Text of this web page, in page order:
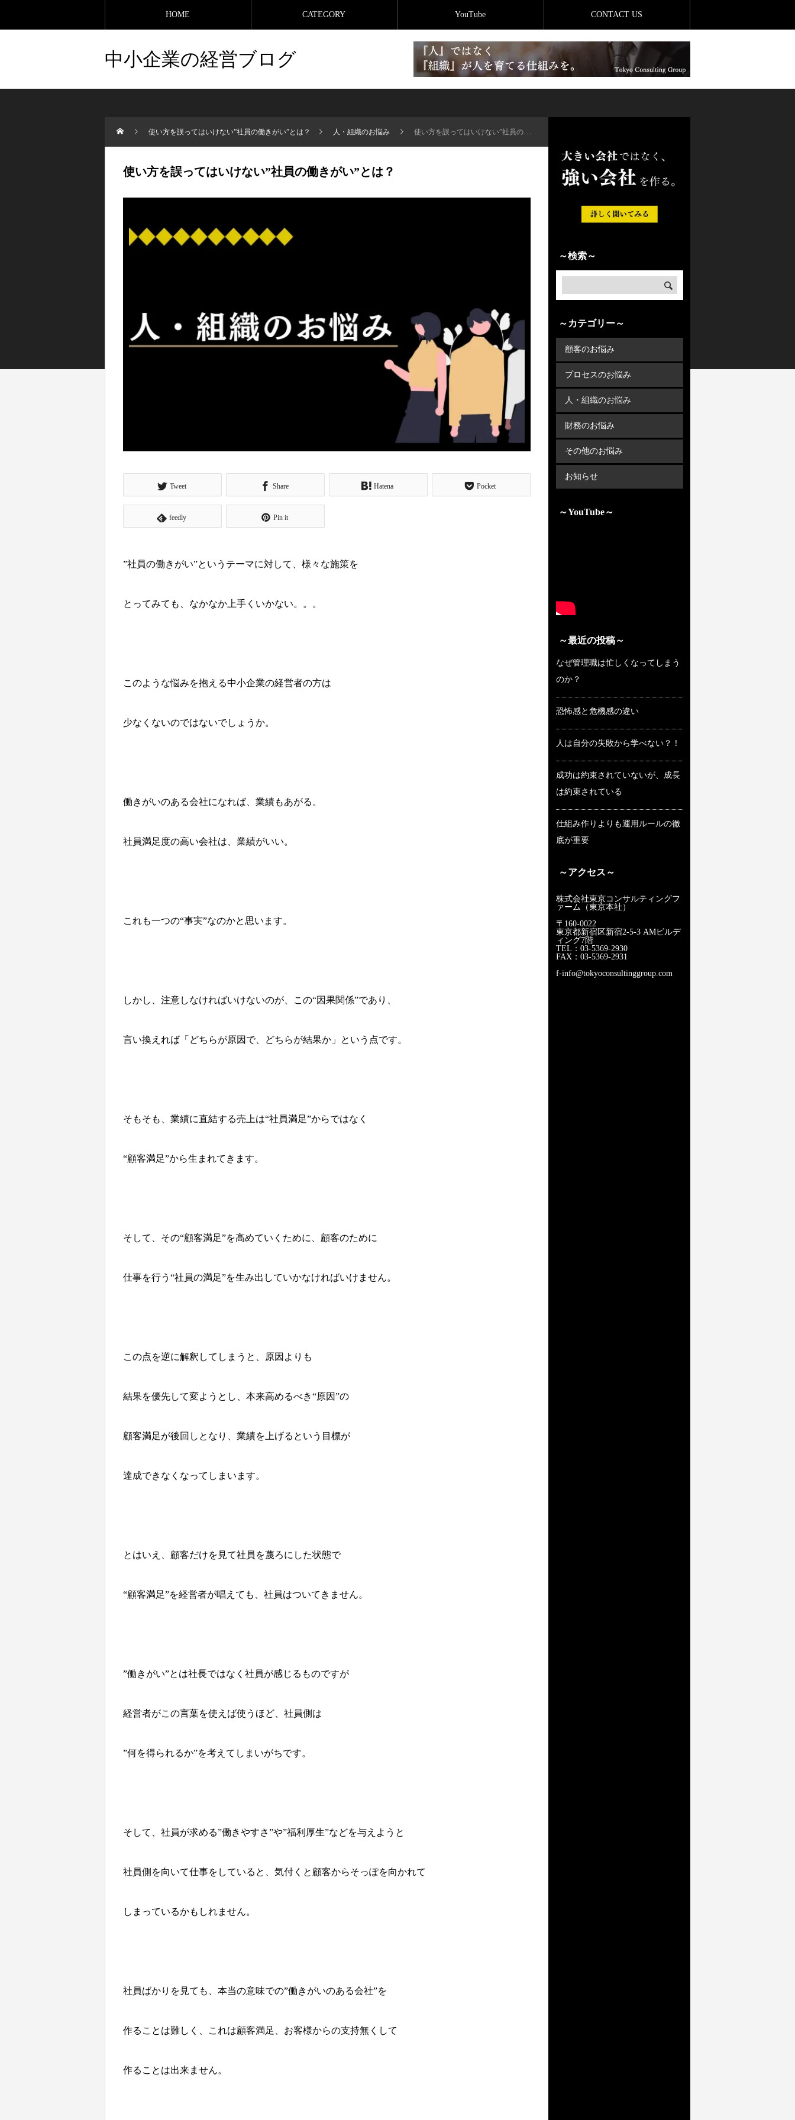
HOME CATEGORY YouTube CONTACT US
中小企業の経営ブログ
使い方を誤ってはいけない”社員の働きがい”とは？ 人・組織のお悩み 使い方を誤ってはいけない”社員の働きがい”とは？
使い方を誤ってはいけない”社員の働きがい”とは？
Tweet Share Hatena Pocket
feedly Pin it
”社員の働きがい”というテーマに対して、様々な施策を
とってみても、なかなか上手くいかない。。。
このような悩みを抱える中小企業の経営者の方は
少なくないのではないでしょうか。
働きがいのある会社になれば、業績もあがる。
社員満足度の高い会社は、業績がいい。
これも一つの“事実”なのかと思います。
しかし、注意しなければいけないのが、この“因果関係”であり、
言い換えれば「どちらが原因で、どちらが結果か」という点です。
そもそも、業績に直結する売上は“社員満足”からではなく
“顧客満足”から生まれてきます。
そして、その“顧客満足”を高めていくために、顧客のために
仕事を行う“社員の満足”を生み出していかなければいけません。
この点を逆に解釈してしまうと、原因よりも
結果を優先して変ようとし、本来高めるべき“原因”の
顧客満足が後回しとなり、業績を上げるという目標が
達成できなくなってしまいます。
とはいえ、顧客だけを見て社員を蔑ろにした状態で
“顧客満足”を経営者が唱えても、社員はついてきません。
”働きがい”とは社長ではなく社員が感じるものですが
経営者がこの言葉を使えば使うほど、社員側は
”何を得られるか”を考えてしまいがちです。
そして、社員が求める”働きやすさ”や”福利厚生”などを与えようと
社員側を向いて仕事をしていると、気付くと顧客からそっぽを向かれて
しまっているかもしれません。
社員ばかりを見ても、本当の意味での”働きがいのある会社”を
作ることは難しく、これは顧客満足、お客様からの支持無くして
作ることは出来ません。
～検索～
～カテゴリー～
顧客のお悩み
プロセスのお悩み
人・組織のお悩み
財務のお悩み
その他のお悩み
お知らせ
～YouTube～
～最近の投稿～
なぜ管理職は忙しくなってしまう
のか？
恐怖感と危機感の違い
人は自分の失敗から学べない？！
成功は約束されていないが、成長
は約束されている
仕組み作りよりも運用ルールの徹
底が重要
～アクセス～
株式会社東京コンサルティングフ
ァーム（東京本社）
〒160-0022
東京都新宿区新宿2-5-3 AMビルデ
ィング7階
TEL：03-5369-2930
FAX：03-5369-2931
f-info@tokyoconsultinggroup.com